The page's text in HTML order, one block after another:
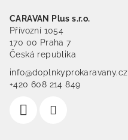
CARAVAN Plus s.r.o.
Přívozní 1054
170 00 Praha 7
Česká republika
info@doplnkyprokaravany.cz
+420 608 214 849